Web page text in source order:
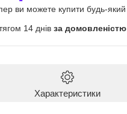
ви можете купити будь-
14 днів за домовленістю
Характеристики